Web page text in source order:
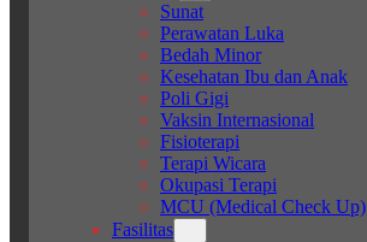
Sunat
Perawatan Luka
Bedah Minor
Kesehatan Ibu dan Anak
Poli Gigi
Vaksin Internasional
Fisioterapi
Terapi Wicara
Okupasi Terapi
MCU (Medical Check Up)
Fasilitas